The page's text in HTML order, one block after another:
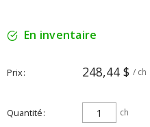
En inventaire
Prix 248,44 $ / ch
Quantité ch